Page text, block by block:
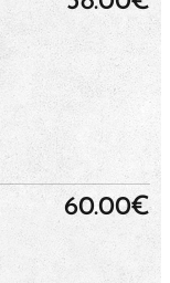
60.00€